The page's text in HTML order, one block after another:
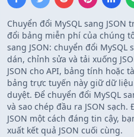
Chuyển đổi MySQL sang
đổi bảng miễn phí của chúng
sang JSON: chuyển đổi
dán, chỉnh sửa và tải xuống
JSON cho API, bảng tính hoặc
bảng trực tuyến này giữ dữ
duyệt. Để chuyển đổi MySQL
và sao chép đầu ra JSON sạch.
JSON một cách đáng tin cậy,
xuất kết quả JSON cuối cùng.